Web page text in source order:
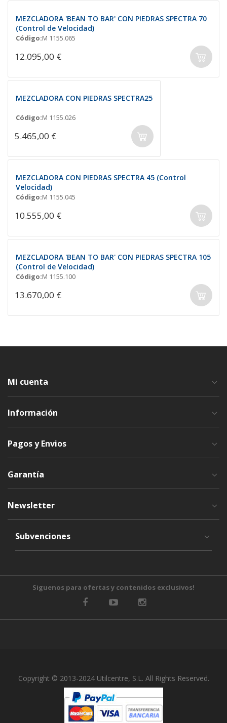
MEZCLADORA 'BEAN TO BAR' CON PIEDRAS SPECTRA 70
(Control de Velocidad)
Código:M 1155.065
12.095,00 €
MEZCLADORA CON PIEDRAS SPECTRA25
Código:M 1155.026
5.465,00 €
MEZCLADORA CON PIEDRAS SPECTRA 45 (Control
Velocidad)
Código:M 1155.045
10.555,00 €
MEZCLADORA 'BEAN TO BAR' CON PIEDRAS SPECTRA 105
(Control de Velocidad)
Código:M 1155.100
13.670,00 €
Mi cuenta
Información
Pagos y Envios
Garantía
Newsletter
Subvenciones
Siguenos para ofertas y contenidos exclusivos!
Copyright © 2013-2024 Utilcentre, S.L. All Rights Reserved.